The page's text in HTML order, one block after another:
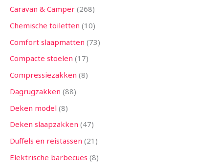
Caravan & Camper 268
Chemische toiletten 10
Comfort slaapmatten 73
Compacte stoelen 17
Compressiezakken 8
Dagrugzakken 88
Deken model 8
Deken slaapzakken 47
Duffels en reistassen 21
Elektrische barbecues 8